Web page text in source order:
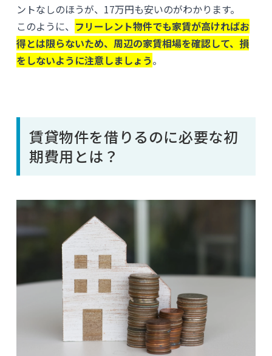
ントなしのほうが、17万円も安いのがわかります。
このように、 フリーレント物件でも家賃が高ければお
得とは限らないため、周辺の家賃相場を確認して、損
をしないように注意しましょう。
賃貸物件を借りるのに必要な初
期費用とは？